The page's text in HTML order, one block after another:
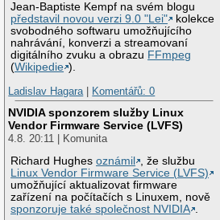
Jean-Baptiste Kempf na svém blogu
představil novou verzi 9.0 "Lei"
kolekce
svobodného softwaru umožňujícího
nahrávání, konverzi a streamovaní
digitálního zvuku a obrazu FFmpeg
(Wikipedie ).
Ladislav Hagara| Komentářů: 0
NVIDIA sponzorem služby Linux
Vendor Firmware Service (LVFS)
4.8. 20:11 | Komunita
Richard Hughesoznámil
, že službu
Linux Vendor Firmware Service (LVFS)
umožňující aktualizovat firmware
zařízení na počítačích s Linuxem, nově
sponzoruje také společnost NVIDIA .